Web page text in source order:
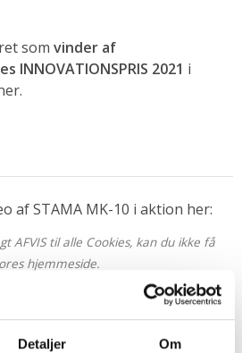
Detaljer Om
som vinder af
INNOVATIONSPRIS 2021 i
af STAMA MK-10 i aktion her:
AFVIS til alle Cookies, kan du ikke få
hjemmeside.
dine Cookie indstillinger ved at trykke
hjørne eller se vores videoer direkte